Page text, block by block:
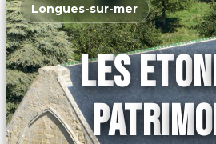
Longues-sur-mer
LES